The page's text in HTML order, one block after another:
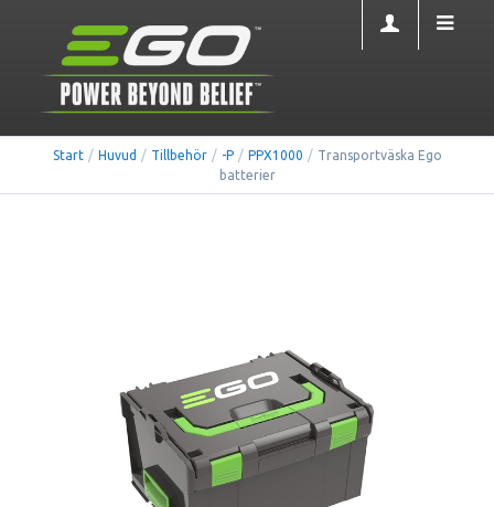
Start / Huvud / Tillbehör / -P / PPX1000 / Transportväska Ego
batterier